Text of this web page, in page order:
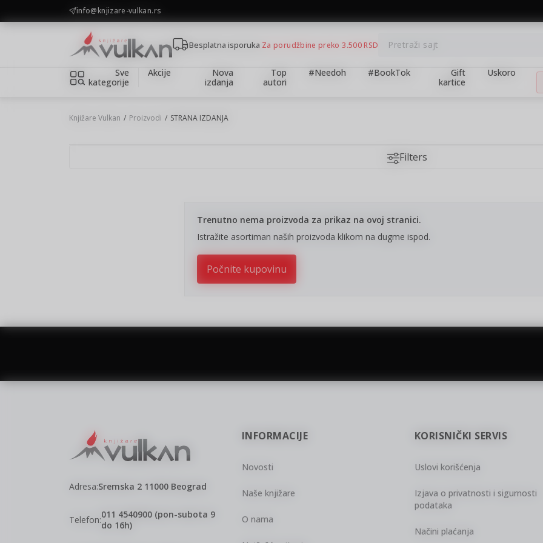
info@knjizare-vulkan.rs
KOLIČINSKI POPUST ::: Dodatnih 10% na tri kupljena artikla
Besplatna isporuka Za porudžbine preko 3.500 RSD Pretraži sajt
Sve
kategorije
Akcije
Nova
izdanja
Top
autori
#Needoh #BookTok
Gift
kartice
Uskoro
Knjižare Vulkan Proizvodi STRANA IZDANJA
Filters
Trenutno nema proizvoda za prikaz na ovoj stranici.
Istražite asortiman naših proizvoda klikom na dugme ispod.
Počnite kupovinu
Adresa:Sremska 2 11000 Beograd
Telefon:011 4540900 (pon-subota 9
do 16h)
INFORMACIJE
Novosti
Naše knjižare
O nama
KORISNIČKI SERVIS
Uslovi korišćenja
Izjava o privatnosti i sigurnosti
podataka
Načini plaćanja
Newsletter prijava
politikom privatnosti